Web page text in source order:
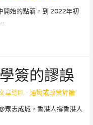
開始的點滴，到 2022年初
簽的謬誤
章總匯 - 通識或政策評論
眾志成城，香港人撐香港人